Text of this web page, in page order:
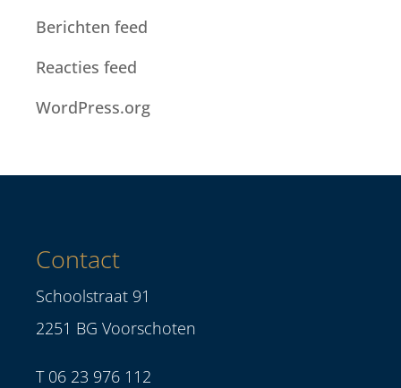
Berichten feed
Reacties feed
WordPress.org
Contact
Schoolstraat 91
2251 BG Voorschoten
T 06 23 976 112